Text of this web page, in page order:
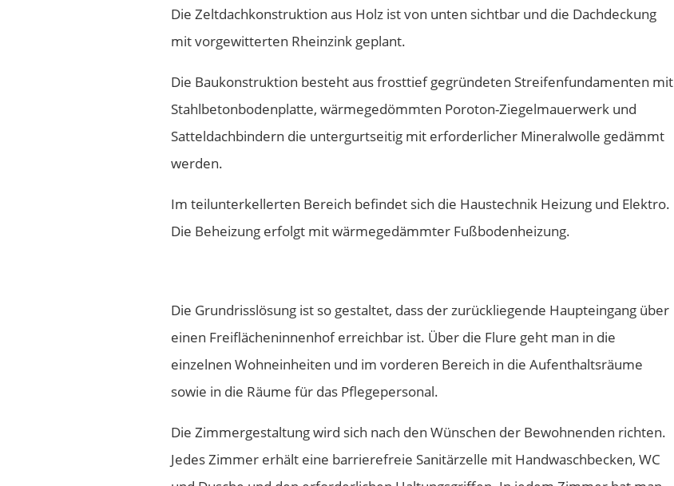
Die Zeltdachkonstruktion aus Holz ist von unten sichtbar und die Dachdeckung
mit vorgewitterten Rheinzink geplant.
Die Baukonstruktion besteht aus frosttief gegründeten Streifenfundamenten mit
Stahlbetonbodenplatte, wärmegedömmten Poroton-Ziegelmauerwerk und
Satteldachbindern die untergurtseitig mit erforderlicher Mineralwolle gedämmt
werden.
Im teilunterkellerten Bereich befindet sich die Haustechnik Heizung und Elektro.
Die Beheizung erfolgt mit wärmegedämmter Fußbodenheizung.
Die Grundrisslösung ist so gestaltet, dass der zurückliegende Haupteingang über
einen Freiflächeninnenhof erreichbar ist. Über die Flure geht man in die
einzelnen Wohneinheiten und im vorderen Bereich in die Aufenthaltsräume
sowie in die Räume für das Pflegepersonal.
Die Zimmergestaltung wird sich nach den Wünschen der Bewohnenden richten.
Jedes Zimmer erhält eine barrierefreie Sanitärzelle mit Handwaschbecken, WC